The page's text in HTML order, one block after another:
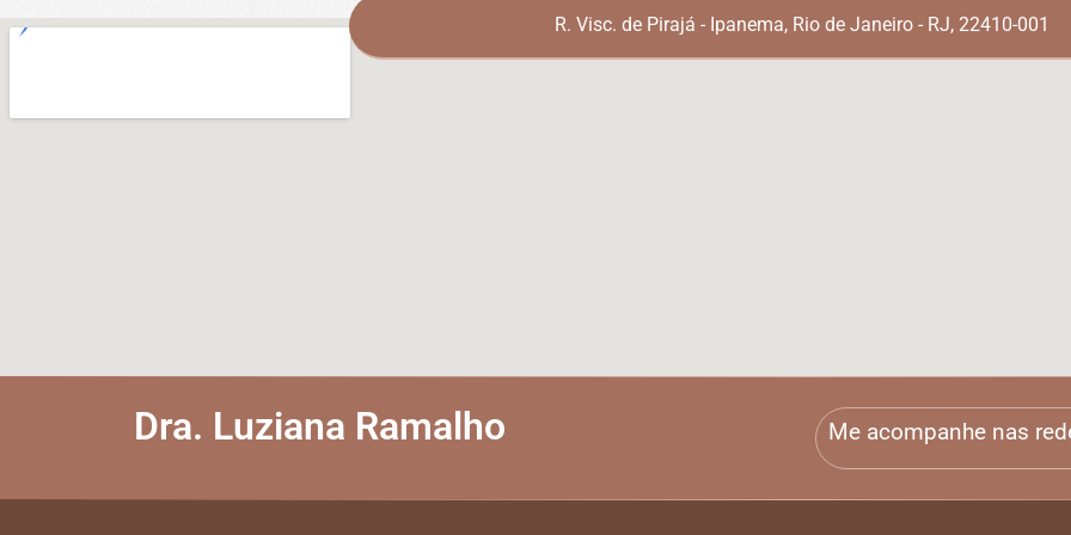
R. Visc. de Pirajá - Ipanema, Rio de Janeiro - RJ, 22410-001
Dra. Luziana Ramalho Me acompanhe nas